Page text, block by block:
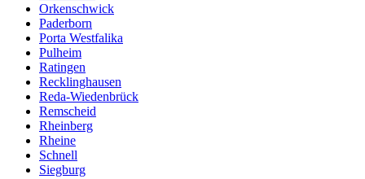
Orkenschwick
Paderborn
Porta Westfalika
Pulheim
Ratingen
Recklinghausen
Reda-Wiedenbrück
Remscheid
Rheinberg
Rheine
Schnell
Siegburg